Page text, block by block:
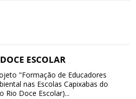
ESCOLAR
"Formação de Educadores
nas Escolas Capixabas do
Rio Doce Escolar)...